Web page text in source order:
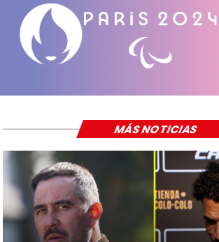
MÁS NOTICIAS